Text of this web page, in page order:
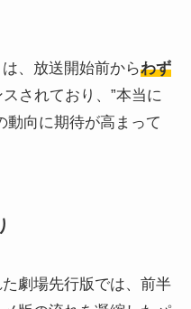
、放送開始前からわず
されており、”本当に
動向に期待が高まって
劇場先行版では、前半